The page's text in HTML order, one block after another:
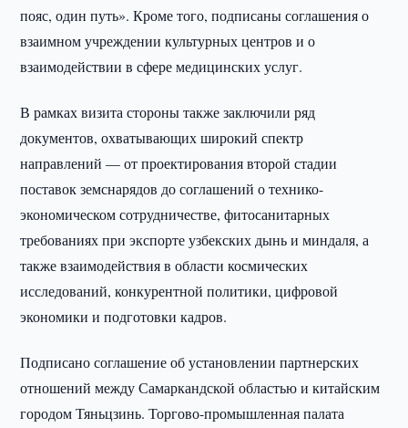
пояс, один путь». Кроме того, подписаны соглашения о
взаимном учреждении культурных центров и о
взаимодействии в сфере медицинских услуг.
В рамках визита стороны также заключили ряд
документов, охватывающих широкий спектр
направлений — от проектирования второй стадии
поставок земснарядов до соглашений о технико-
экономическом сотрудничестве, фитосанитарных
требованиях при экспорте узбекских дынь и миндаля, а
также взаимодействия в области космических
исследований, конкурентной политики, цифровой
экономики и подготовки кадров.
Подписано соглашение об установлении партнерских
отношений между Самаркандской областью и китайским
городом Тяньцзинь. Торгово-промышленная палата